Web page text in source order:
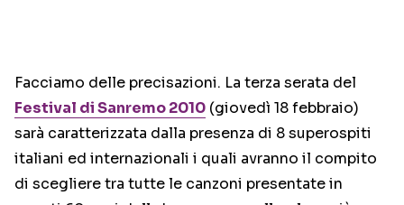
Facciamo delle precisazioni. La terza serata del
Festival di Sanremo 2010 (giovedì 18 febbraio)
sarà caratterizzata dalla presenza di 8 superospiti
italiani ed internazionali i quali avranno il compito
di scegliere tra tutte le canzoni presentate in